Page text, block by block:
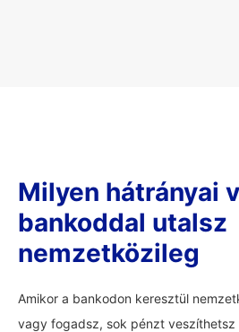
Milyen hátrányai
bankoddal utalsz
nemzetközileg
Amikor a bankodon keresztül
vagy fogadsz, sok pénzt veszíthetsz